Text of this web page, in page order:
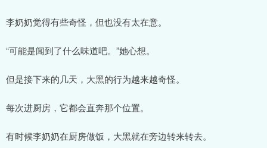
李奶奶觉得有些奇怪，但也没有太在意。
“可能是闻到了什么味道吧。”她心想。
但是接下来的几天，大黑的行为越来越奇怪。
每次进厨房，它都会直奔那个位置。
有时候李奶奶在厨房做饭，大黑就在旁边转来转去。